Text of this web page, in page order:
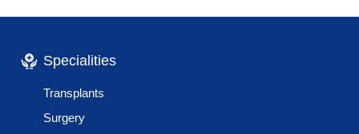
Specialities
Transplants
Surgery